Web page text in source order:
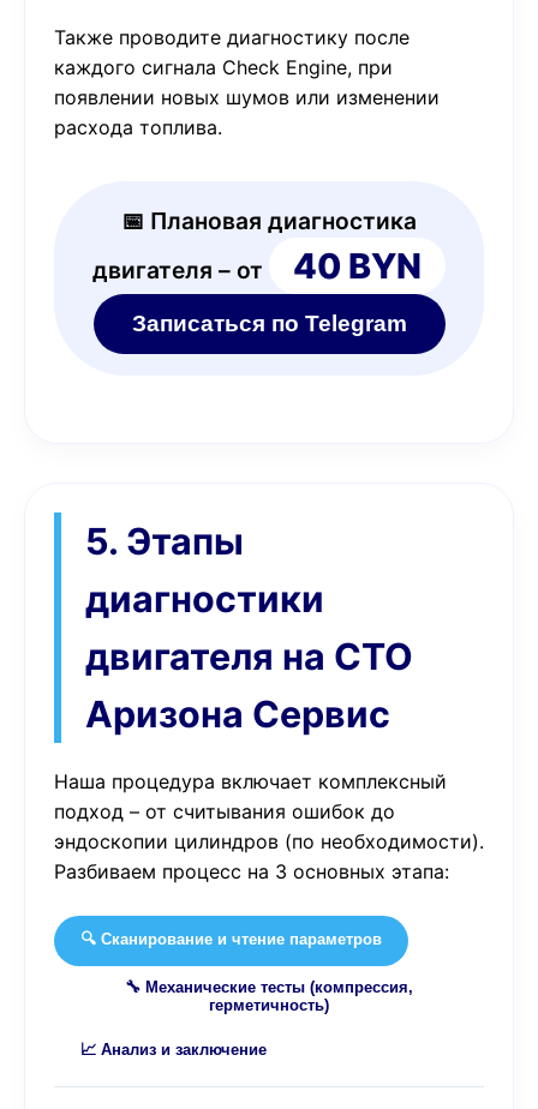
Также проводите диагностику после
каждого сигнала Check Engine, при
появлении новых шумов или изменении
расхода топлива.
📅 Плановая диагностика
двигателя – от
40 BYN
Записаться по Telegram
5. Этапы
диагностики
двигателя на СТО
Аризона Сервис
Наша процедура включает комплексный
подход – от считывания ошибок до
эндоскопии цилиндров (по необходимости).
Разбиваем процесс на 3 основных этапа:
🔍 Сканирование и чтение параметров
🔧 Механические тесты (компрессия,
герметичность)
📈 Анализ и заключение